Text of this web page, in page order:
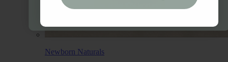
Newborn Naturals